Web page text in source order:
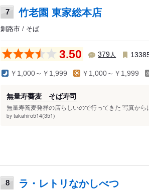
7 竹老園 東家総本店
釧路市 / そば
3.50 379人
￥1,000～￥1,999 ￥1,000～￥1,999
無量寿蕎麦 そば寿司
無量寿蕎麦発祥の店らしいので行ってきた 写真か
by takahiro514(351)
8 ラ・レトリなかしべつ